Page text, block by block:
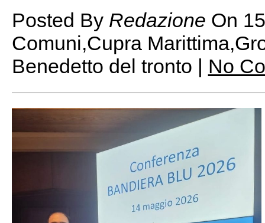
Posted By Redazione On
Comuni,Cupra
Benedetto del tronto | No